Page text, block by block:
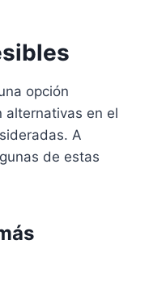
opción
alternativas en el
A
de estas